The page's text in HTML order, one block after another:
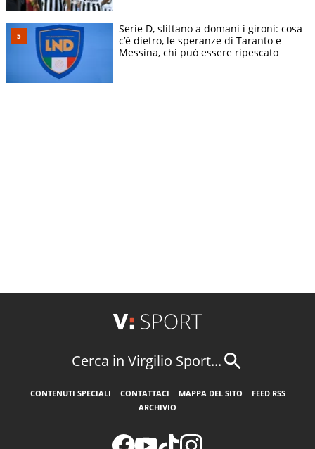
Serie D, slittano a domani i gironi: cosa
c’è dietro, le speranze di Taranto e
Messina, chi può essere ripescato
Cerca in Virgilio Sport...
CONTENUTI SPECIALI CONTATTACI MAPPA DEL SITO
FEED RSS
ARCHIVIO